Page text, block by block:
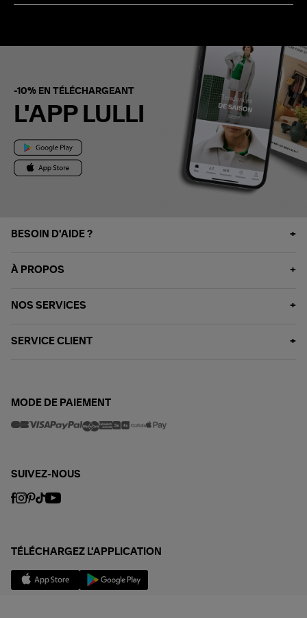
-10% EN TÉLÉCHARGEANT
L'APP LULLI
BESOIN D'AIDE ?
À PROPOS
NOS SERVICES
SERVICE CLIENT
MODE DE PAIEMENT
SUIVEZ-NOUS
TÉLÉCHARGEZ L'APPLICATION